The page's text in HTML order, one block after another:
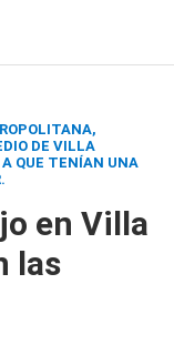
DE VILLA
QUE TENÍAN UNA
en Villa
las